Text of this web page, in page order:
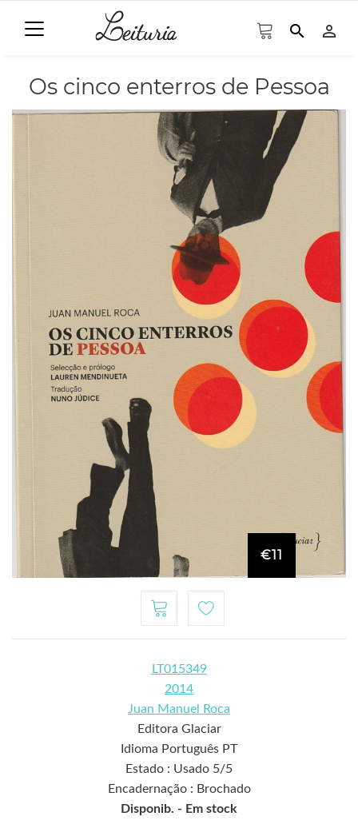
search person_outline
Os cinco enterros de Pessoa
€11
LT015349
2014
Juan Manuel Roca
Editora Glaciar
Idioma Português PT
Estado : Usado 5/5
Encadernação : Brochado
Disponib. - Em stock